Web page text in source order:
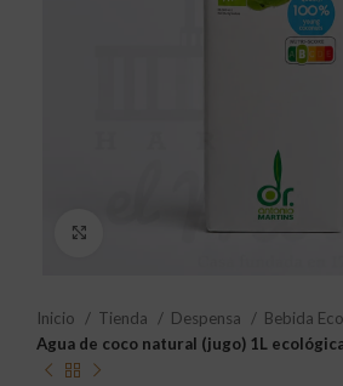
Click to enlarge
Inicio Tienda Despensa
Bebida
Agua de coco natural (jugo) 1L